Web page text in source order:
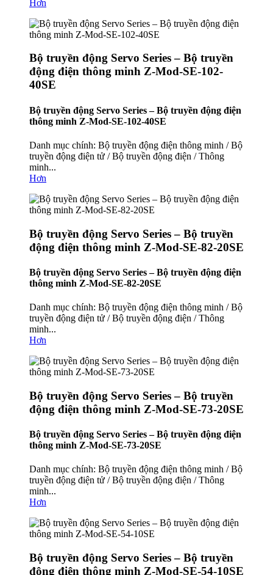
Hơn
Bộ truyền động Servo Series – Bộ truyền
động điện thông minh Z-Mod-SE-102-
40SE
Bộ truyền động Servo Series – Bộ truyền động điện
thông minh Z-Mod-SE-102-40SE
Danh mục chính: Bộ truyền động điện thông minh / Bộ
truyền động điện tử / Bộ truyền động điện / Thông
minh...
Hơn
Bộ truyền động Servo Series – Bộ truyền
động điện thông minh Z-Mod-SE-82-20SE
Bộ truyền động Servo Series – Bộ truyền động điện
thông minh Z-Mod-SE-82-20SE
Danh mục chính: Bộ truyền động điện thông minh / Bộ
truyền động điện tử / Bộ truyền động điện / Thông
minh...
Hơn
Bộ truyền động Servo Series – Bộ truyền
động điện thông minh Z-Mod-SE-73-20SE
Bộ truyền động Servo Series – Bộ truyền động điện
thông minh Z-Mod-SE-73-20SE
Danh mục chính: Bộ truyền động điện thông minh / Bộ
truyền động điện tử / Bộ truyền động điện / Thông
minh...
Hơn
Bộ truyền động Servo Series – Bộ truyền
động điện thông minh Z-Mod-SE-54-10SE